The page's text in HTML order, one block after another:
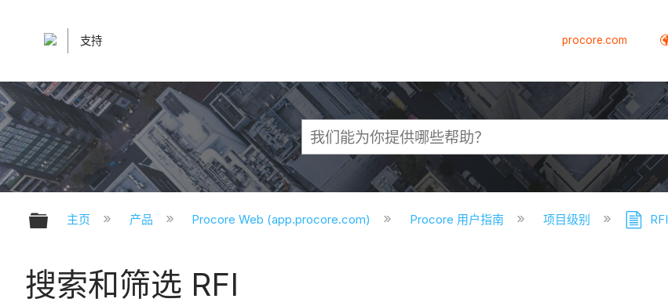
支持 procore.com
扩展/隐缩全局层次
主页 产品 Procore Web (app.procore.com) Procore 用户指南 项目级别 RFI
搜索和筛选 RFI